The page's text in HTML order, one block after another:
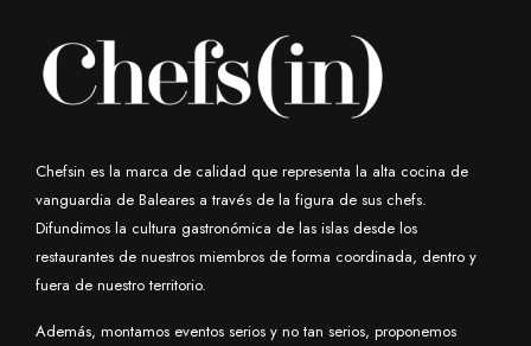
Chefsin es la marca de calidad que representa la alta cocina de
vanguardia de Baleares a través de la figura de sus chefs.
Difundimos la cultura gastronómica de las islas desde los
restaurantes de nuestros miembros de forma coordinada, dentro y
fuera de nuestro territorio.
Además, montamos eventos serios y no tan serios, proponemos